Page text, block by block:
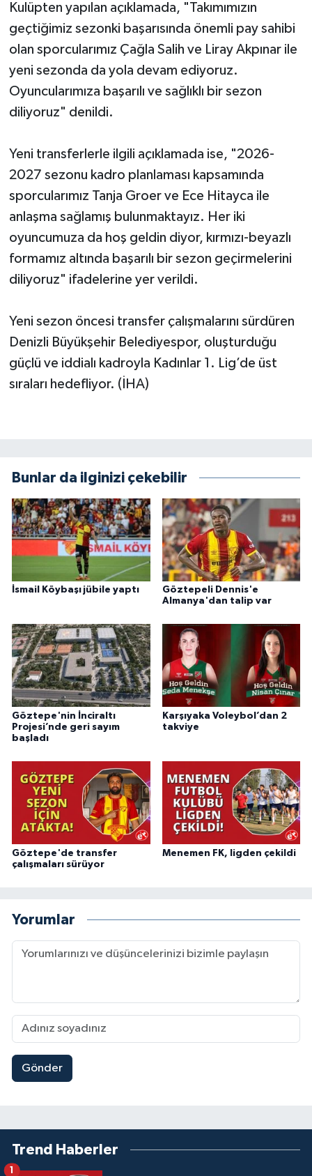
Kulüpten yapılan açıklamada, "Takımımızın
geçtiğimiz sezonki başarısında önemli pay sahibi
olan sporcularımız Çağla Salih ve Liray Akpınar ile
yeni sezonda da yola devam ediyoruz.
Oyuncularımıza başarılı ve sağlıklı bir sezon
diliyoruz" denildi.
Yeni transferlerle ilgili açıklamada ise, "2026-
2027 sezonu kadro planlaması kapsamında
sporcularımız Tanja Groer ve Ece Hitayca ile
anlaşma sağlamış bulunmaktayız. Her iki
oyuncumuza da hoş geldin diyor, kırmızı-beyazlı
formamız altında başarılı bir sezon geçirmelerini
diliyoruz" ifadelerine yer verildi.
Yeni sezon öncesi transfer çalışmalarını sürdüren
Denizli Büyükşehir Belediyespor, oluşturduğu
güçlü ve iddialı kadroyla Kadınlar 1. Lig’de üst
sıraları hedefliyor. (İHA)
Bunlar da ilginizi çekebilir
İsmail Köybaşı jübile yaptı
Göztepeli Dennis'e
Almanya'dan talip var
Göztepe'nin İnciraltı
Projesi’nde geri sayım
başladı
Karşıyaka Voleybol’dan 2
takviye
Göztepe'de transfer
çalışmaları sürüyor
Menemen FK, ligden çekildi
Yorumlar
Gönder
Trend Haberler
1